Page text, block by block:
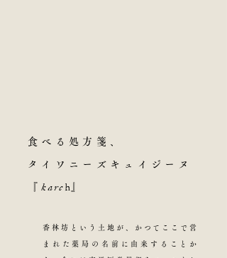
食べる処方箋、
タイワニーズキュイジーヌ
『karch
香林坊という土地が、かつてここで営
まれた薬局の名前に由来することか